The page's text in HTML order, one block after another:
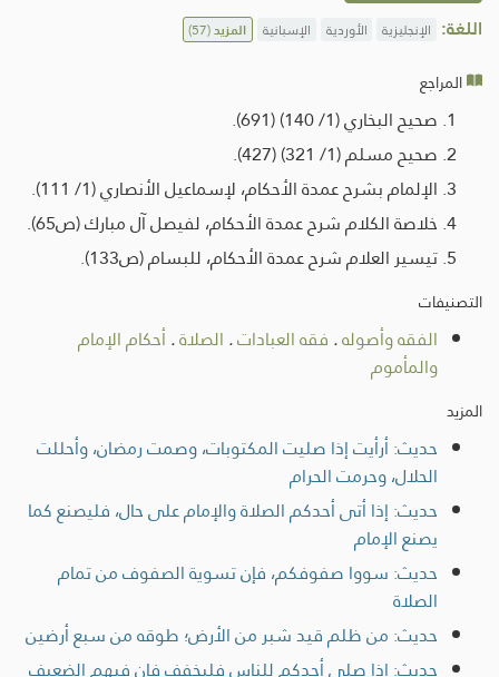
اللغة: الإنجليزية الأوردية الإسبانية المزيد(57)
المراجع
صحيح البخاري (1/ 140) (691).
صحيح مسلم (1/ 321) (427).
الإلمام بشرح عمدة الأحكام، لإسماعيل الأنصاري (1/ 111).
خلاصة الكلام شرح عمدة الأحكام، لفيصل آل مبارك (ص65).
تيسير العلام شرح عمدة الأحكام، للبسام (ص133).
التصنيفات
الفقه وأصوله. فقه العبادات. الصلاة. أحكام الإمام
والمأموم
المزيد
حديث: أرأيت إذا صليت المكتوبات، وصمت رمضان، وأحللت
الحلال، وحرمت الحرام
حديث: إذا أتى أحدكم الصلاة والإمام على حال، فليصنع كما
يصنع الإمام
حديث: سووا صفوفكم، فإن تسوية الصفوف من تمام
الصلاة
حديث: من ظلم قيد شبر من الأرض؛ طوقه من سبع أرضين
حديث: إذا صلى أحدكم للناس فليخفف فإن فيهم الضعيف